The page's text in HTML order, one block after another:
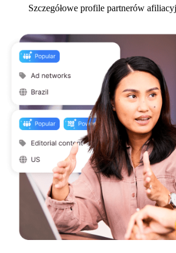
Szczegółowe profile partnerów